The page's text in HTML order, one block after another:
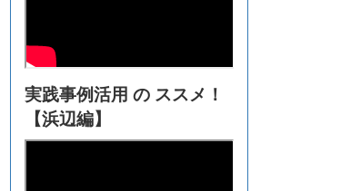
実践事例活用 の ススメ！
【浜辺編】